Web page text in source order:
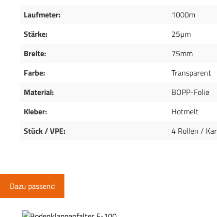
Laufmeter:
1000m
Stärke:
25µm
Breite:
75mm
Farbe:
Transparent
Material:
BOPP-Folie
Kleber:
Hotmelt
Stück / VPE:
4 Rollen /
Dazu passend
Produktgalerie überspringen